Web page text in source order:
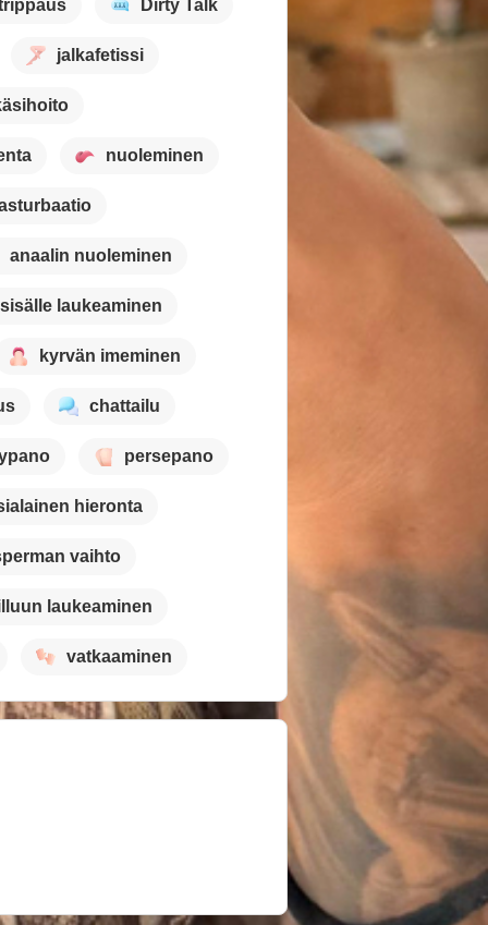
Dirty Talk
jalkafetissi
nuoleminen
anaalin nuoleminen
sisälle laukeaminen
kyrvän imeminen
chattailu
persepano
hieronta
vaihto
laukeaminen
vatkaaminen